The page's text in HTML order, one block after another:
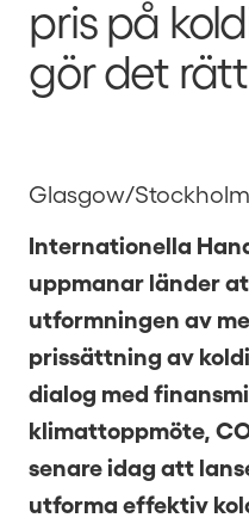
pris på
gör det
Glasgow/
Internationella
uppmanar länder
utformningen av
prissättning av
dialog med
klimattoppmöte,
senare idag att
utforma effektiv